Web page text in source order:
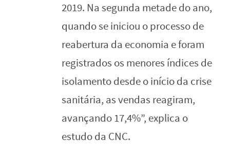
2019. Na segunda metade do ano,
quando se iniciou o processo de
reabertura da economia e foram
registrados os menores índices de
isolamento desde o início da crise
sanitária, as vendas reagiram,
avançando 17,4%”, explica o
estudo da CNC.